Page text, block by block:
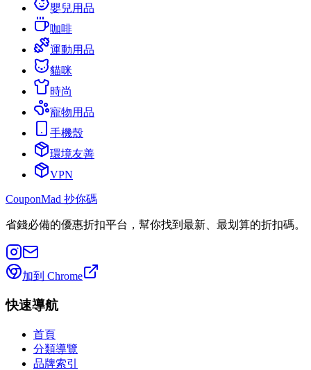
嬰兒用品
咖啡
運動用品
貓咪
時尚
寵物用品
手機殼
環境友善
VPN
CouponMad 抄你碼
省錢必備的優惠折扣平台，幫你找到最新、最划算的折扣碼。
加到 Chrome
快速導航
首頁
分類導覽
品牌索引